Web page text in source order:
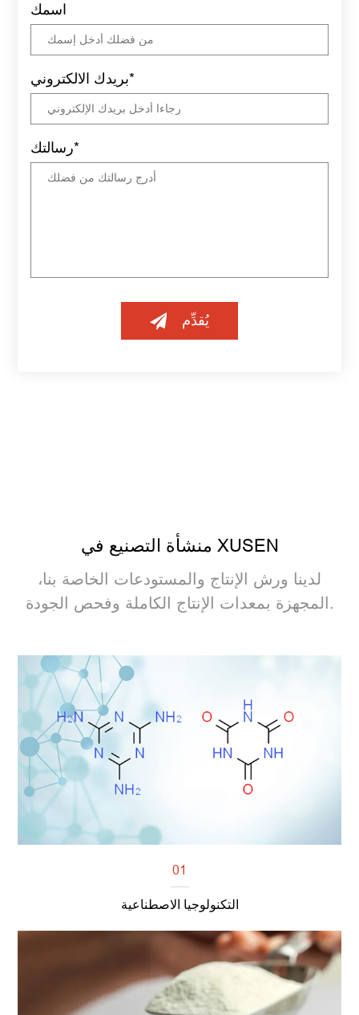
اسمك
بريدك الالكتروني*
رسالتك*
يُقدِّم
منشأة التصنيع في XUSEN
لدينا ورش الإنتاج والمستودعات الخاصة بنا،
المجهزة بمعدات الإنتاج الكاملة وفحص الجودة.
اقرأ أكثر
01
التكنولوجيا الاصطناعية